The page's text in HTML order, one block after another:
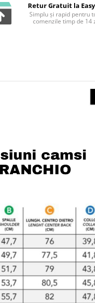
Retur Gratuit la
Simplu și rapid pentru
comenzile timp de 14